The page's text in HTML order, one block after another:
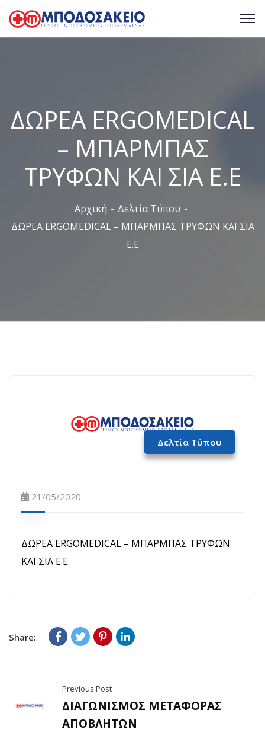
ΔΩΡΕΑ ERGOMEDICAL
– ΜΠΑΡΜΠΑΣ
ΤΡΥΦΩΝ ΚΑΙ ΣΙΑ Ε.Ε
Αρχική
Δελτία Τύπου
ΔΩΡΕΑ ERGOMEDICAL – ΜΠΑΡΜΠΑΣ ΤΡΥΦΩΝ ΚΑΙ ΣΙΑ
Ε.Ε
Δελτία Τύπου
21/05/2020
ΔΩΡΕΑ ERGOMEDICAL – ΜΠΑΡΜΠΑΣ ΤΡΥΦΩΝ
ΚΑΙ ΣΙΑ Ε.Ε
Share:
Previous Post
ΔΙΑΓΩΝΙΣΜΟΣ ΜΕΤΑΦΟΡΑΣ
ΑΠΟΒΛΗΤΩΝ